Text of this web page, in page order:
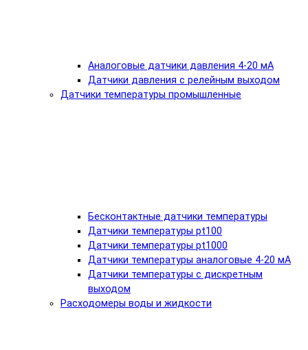
Аналоговые датчики давления 4-20 мА
Датчики давления с релейным выходом
Датчики температуры промышленные
Бесконтактные датчики температуры
Датчики температуры pt100
Датчики температуры pt1000
Датчики температуры аналоговые 4-20 мА
Датчики температуры с дискретным
выходом
Расходомеры воды и жидкости